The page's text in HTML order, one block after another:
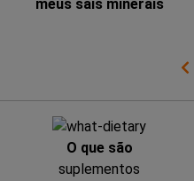
meus sais minerais
O que são
suplementos